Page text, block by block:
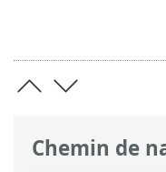
Chemin de